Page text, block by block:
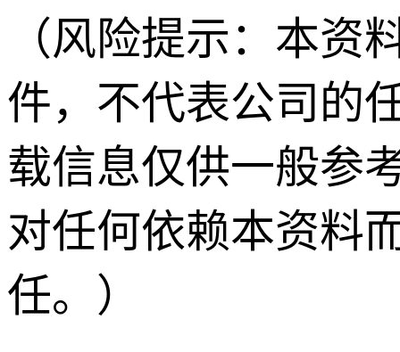
（风险提示：本资
件，不代表公司的
载信息仅供一般参
对任何依赖本资料
任。）